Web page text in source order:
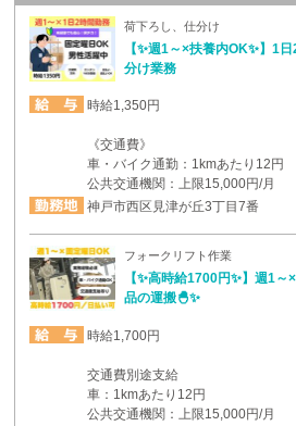
荷下ろし、仕分け
【✨週1～×扶養内OK✨】1
分け業務
時給1,350円
《交通費》
車・バイク通勤：1kmあたり12円
公共交通機関：上限15,000円/月
神戸市西区見津が丘3丁目7番
フォークリフト作業
【✨高時給1700円✨】週1
品の運搬🐣✨
時給1,700円
交通費別途支給
車：1kmあたり12円
公共交通機関：上限15,000円/月